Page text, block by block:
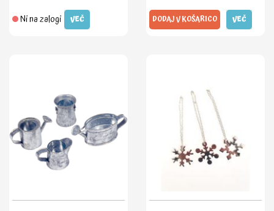
Ni na zalogi VEČ DODAJ V KOŠARICO VEČ